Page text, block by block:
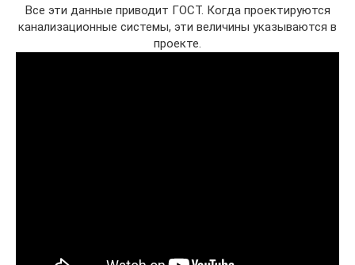
Все эти данные приводит ГОСТ. Когда проектируются
канализационные системы, эти величины указываются в
проекте.